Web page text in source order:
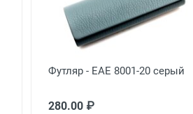
Футляр - EAE 8001-20 серый
280.00 ₽